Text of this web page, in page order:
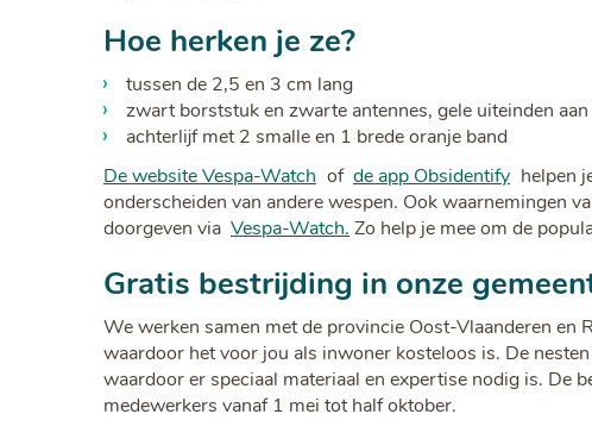
Hoe herken je ze?
tussen de 2,5 en 3 cm lang
zwart borststuk en zwarte antennes, gele uiteinden
achterlijf met 2 smalle en 1 brede oranje band
De website Vespa-Watch of de app Obsidentify helpen
onderscheiden van andere wespen. Ook waarnemingen
doorgeven via Vespa-Watch. Zo help je mee om de
Gratis bestrijding in onze
We werken samen met de provincie Oost-Vlaanderen en
waardoor het voor jou als inwoner kosteloos is. De
waardoor er speciaal materiaal en expertise nodig is. De
medewerkers vanaf 1 mei tot half oktober.